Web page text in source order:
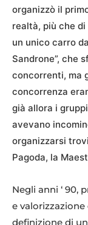
organizzò il
realtà, più che
un unico carro
Sandrone”, che
concorrenti, ma
concorrenza
già allora i
avevano
organizzarsi
Pagoda, la
Negli anni ‘ 90,
e
definizione di